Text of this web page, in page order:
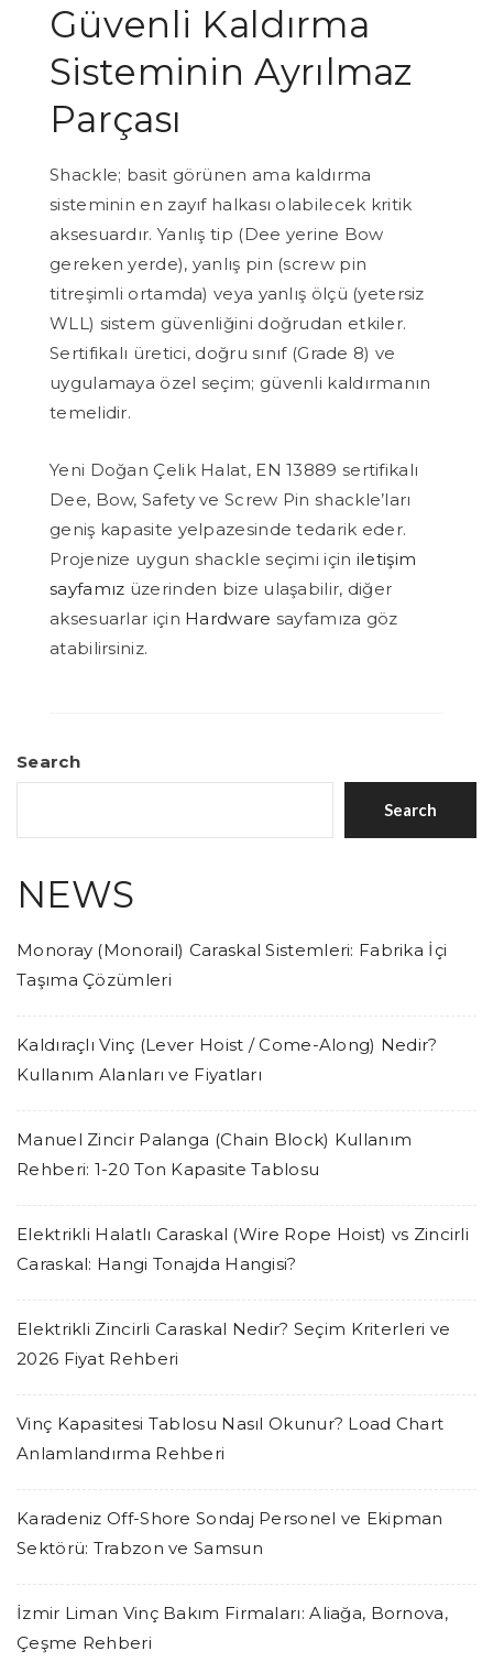
Güvenli Kaldırma
Sisteminin Ayrılmaz
Parçası
Shackle; basit görünen ama kaldırma
sisteminin en zayıf halkası olabilecek kritik
aksesuardır. Yanlış tip (Dee yerine Bow
gereken yerde), yanlış pin (screw pin
titreşimli ortamda) veya yanlış ölçü (yetersiz
WLL) sistem güvenliğini doğrudan etkiler.
Sertifikalı üretici, doğru sınıf (Grade 8) ve
uygulamaya özel seçim; güvenli kaldırmanın
temelidir.
Yeni Doğan Çelik Halat, EN 13889 sertifikalı
Dee, Bow, Safety ve Screw Pin shackle’ları
geniş kapasite yelpazesinde tedarik eder.
Projenize uygun shackle seçimi için iletişim
sayfamız üzerinden bize ulaşabilir, diğer
aksesuarlar için Hardware sayfamıza göz
atabilirsiniz.
Search
Search
NEWS
Monoray (Monorail) Caraskal Sistemleri: Fabrika İçi
Taşıma Çözümleri
Kaldıraçlı Vinç (Lever Hoist / Come-Along) Nedir?
Kullanım Alanları ve Fiyatları
Manuel Zincir Palanga (Chain Block) Kullanım
Rehberi: 1-20 Ton Kapasite Tablosu
Elektrikli Halatlı Caraskal (Wire Rope Hoist) vs Zincirli
Caraskal: Hangi Tonajda Hangisi?
Elektrikli Zincirli Caraskal Nedir? Seçim Kriterleri ve
2026 Fiyat Rehberi
Vinç Kapasitesi Tablosu Nasıl Okunur? Load Chart
Anlamlandırma Rehberi
Karadeniz Off-Shore Sondaj Personel ve Ekipman
Sektörü: Trabzon ve Samsun
İzmir Liman Vinç Bakım Firmaları: Aliağa, Bornova,
Çeşme Rehberi